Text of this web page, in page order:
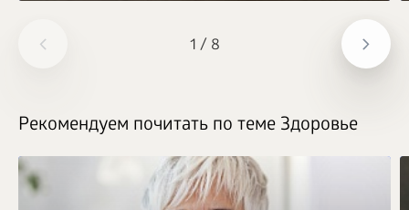
1 / 8
Рекомендуем почитать по теме Здоровье